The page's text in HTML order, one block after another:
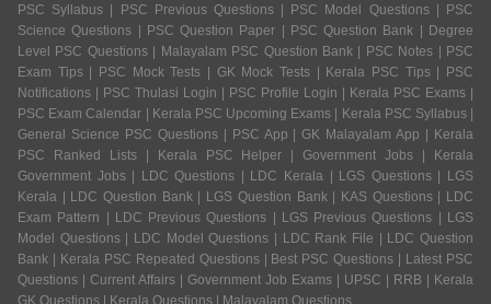
PSC Syllabus | PSC Previous Questions | PSC Model Questions | PSC
Science Questions | PSC Question Paper | PSC Question Bank | Degree
Level PSC Questions | Malayalam PSC Question Bank | PSC Notes | PSC
Exam Tips | PSC Mock Tests | GK Mock Tests | Kerala PSC Tips | PSC
Notifications | PSC Thulasi Login | PSC Profile Login | Kerala PSC Exams |
PSC Exam Calendar | Kerala PSC Upcoming Exams | Kerala PSC Syllabus |
General Science PSC Questions | PSC App | GK Malayalam App | Kerala
PSC Ranked Lists | Kerala PSC Helper | Government Jobs | Kerala
Government Jobs | LDC Questions | LDC Kerala | LGS Questions | LGS
Kerala | LDC Question Bank | LGS Question Bank | KAS Questions | LDC
Exam Pattern | LDC Previous Questions | LGS Previous Questions | LGS
Model Questions | LDC Model Questions | LDC Rank File | LDC Question
Bank | Kerala PSC Repeated Questions | Best PSC Questions | Latest PSC
Questions | Current Affairs | Government Job Exams | UPSC | RRB | Kerala
GK Questions | Kerala Questions | Malayalam Questions